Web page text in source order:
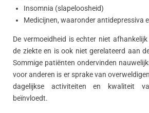
Insomnia (slapeloosheid)
Medicijnen, waaronder antidepressiva
De vermoeidheid is echter niet
de ziekte en is ook niet gerelateerd aan
Sommige patiënten ondervinden
voor anderen is er sprake van
dagelijkse activiteiten en kwaliteit
beïnvloedt.